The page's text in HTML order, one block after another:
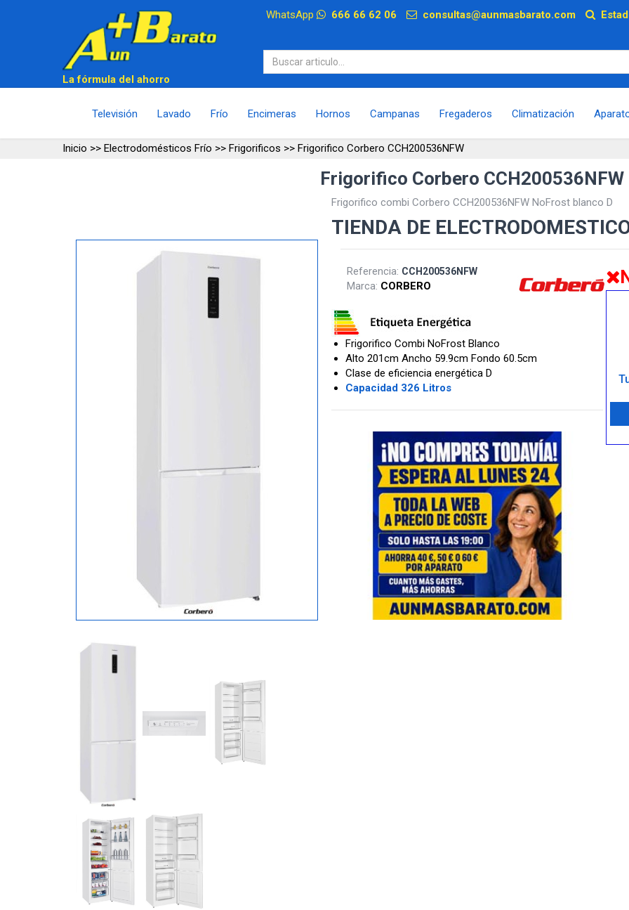
WhatsApp 666 66 62 06 consultas@aunmasbarato.com
La fórmula del ahorro
Televisión Lavado Frío Encimeras Hornos Campanas Fregaderos Climatización
Inicio >> Electrodomésticos Frío >> Frigorificos >> Frigorifico Corbero CCH200536NFW
Frigorifico Corbero CCH200536NFW
Frigorifico combi Corbero CCH200536NFW NoFrost blanco D
TIENDA DE
Referencia: CCH200536NFW
Marca: CORBERO
Frigorifico Combi NoFrost Blanco
Alto 201cm Ancho 59.9cm Fondo 60.5cm
Clase de eficiencia energética D
Capacidad 326 Litros